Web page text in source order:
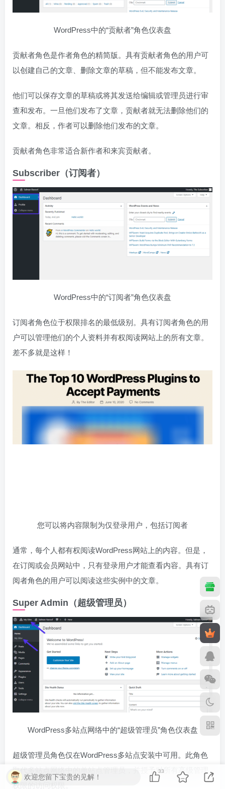
WordPress中的“贡献者”角色仪表盘
贡献者角色是作者角色的精简版。具有贡献者角色的用户可
以创建自己的文章、删除文章的草稿，但不能发布文章。
他们可以保存文章的草稿或将其发送给编辑或管理员进行审
查和发布。一旦他们发布了文章，贡献者就无法删除他们的
文章。相反，作者可以删除他们发布的文章。
贡献者角色非常适合新作者和来宾贡献者。
Subscriber（订阅者）
WordPress中的“订阅者”角色仪表盘
订阅者角色位于权限排名的最低级别。具有订阅者角色的用
户可以管理他们的个人资料并有权阅读网站上的所有文章。
差不多就是这样！
您可以将内容限制为仅登录用户，包括订阅者
通常，每个人都有权阅读WordPress网站上的内容。但是，
在订阅或会员网站中，只有登录用户才能查看内容。具有订
阅者角色的用户可以阅读这些实例中的文章。
Super Admin（超级管理员）
WordPress多站点网络中的“超级管理员”角色仪表盘
超级管理员角色仅在WordPress多站点安装中可用。此角色
取代多站点网络中的单站点管理员，并授予对所有高级管理
权限的访问权限。
欢迎您留下宝贵的见解！
33